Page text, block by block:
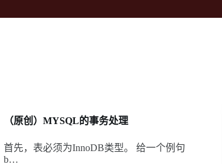
（原创）MYSQL的事务处理
首先，表必须为InnoDB类型。 给一个例句
b…